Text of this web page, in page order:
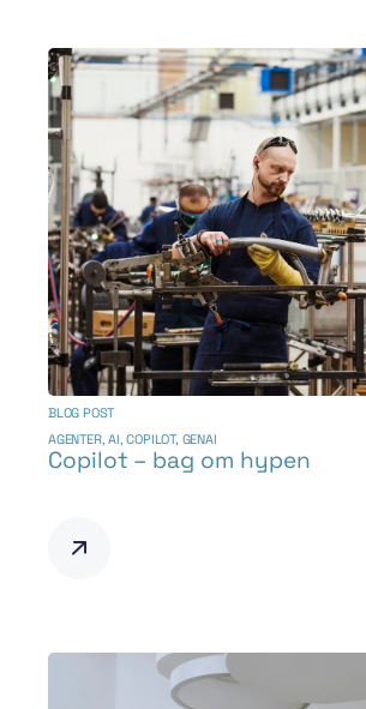
BLOG POST
AGENTER,AI,COPILOT, GENAI
Copilot – bag om hypen